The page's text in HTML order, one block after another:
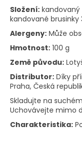
Složení: kandovaný
kandované brusinky
Alergeny: Může
Hmotnost: 100 g
Země původu:
Distributor: Díky
Praha, Česká
Skladujte na
Uchovávejte mimo
Charakteristika: